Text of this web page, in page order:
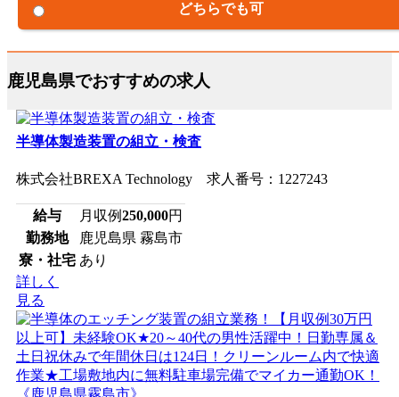
どちらでも可
鹿児島県でおすすめの求人
半導体製造装置の組立・検査
株式会社BREXA Technology 求人番号：1227243
給与 月収例250,000円
勤務地
鹿児島県 霧島市
寮・社宅 あり
詳しく
見る